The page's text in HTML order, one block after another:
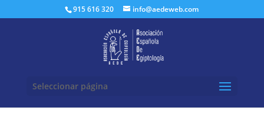
915 616 320 info@aedeweb.com
Seleccionar página